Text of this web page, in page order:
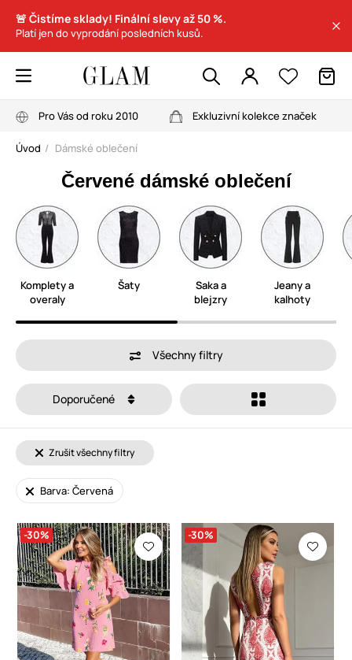
🚨 Čistíme sklady! Finální slevy až 50 %.
Platí jen do vyprodání posledních kusů.
Pro Vás od roku 2010 Exkluzivní kolekce značek
Úvod Dámské oblečení
Červené dámské oblečení
Komplety a
overaly
Šaty
Saka a
blejzry
Jeany a
kalhoty
Všechny filtry
Doporučené
Zrušit všechny filtry
Barva: Červená
-30% -30%